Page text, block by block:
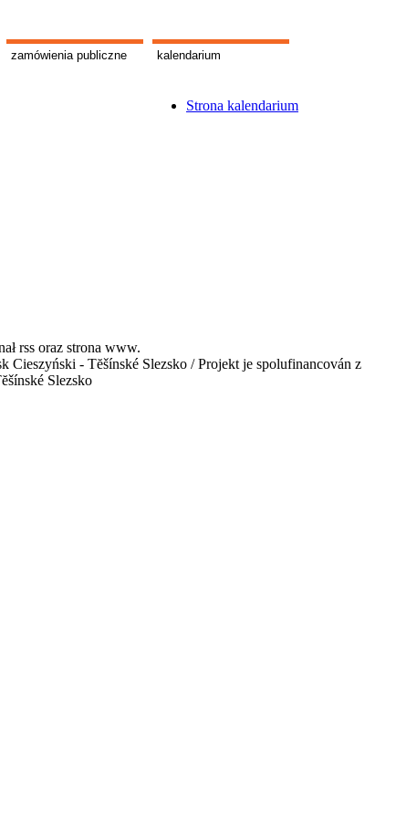
zamówienia publiczne kalendarium
Strona kalendarium
rss oraz strona www.
Cieszyński - Tĕšínské Slezsko / Projekt je spolufinancován z
Slezsko